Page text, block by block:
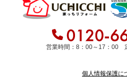
営業時間：8：00～17：00
個人情報保護に